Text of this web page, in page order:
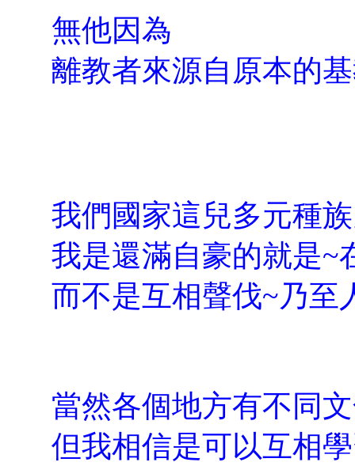
無他因為
離教者來源自原本的
我們國家這兒多元種
我是還滿自豪的就是~
而不是互相聲伐~乃至
當然各個地方有不同
但我相信是可以互相